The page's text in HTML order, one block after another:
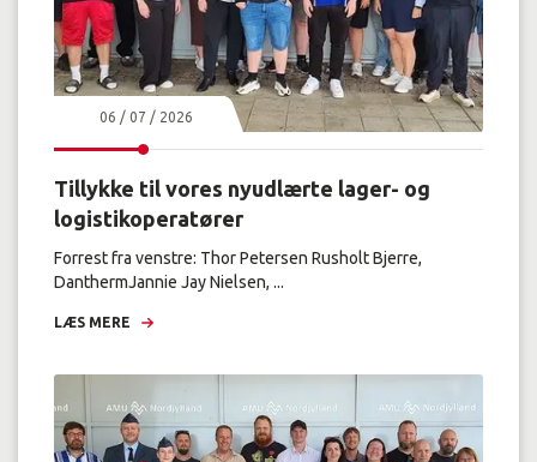
06 / 07 / 2026
Tillykke til vores nyudlærte lager- og
logistikoperatører
Forrest fra venstre: Thor Petersen Rusholt Bjerre,
DanthermJannie Jay Nielsen, ...
LÆS MERE